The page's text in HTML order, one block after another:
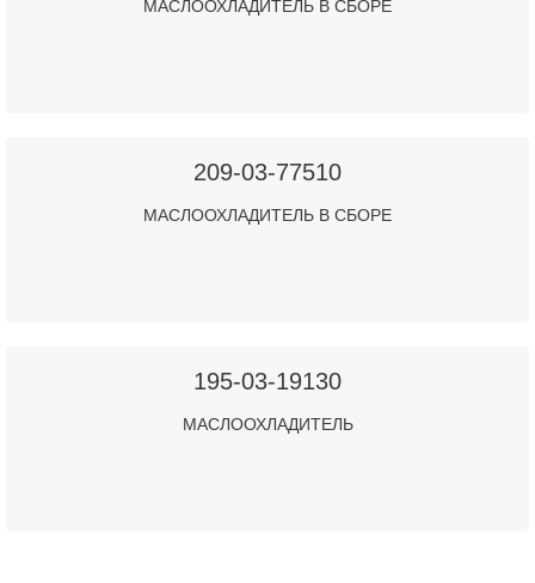
МАСЛООХЛАДИТЕЛЬ В СБОРЕ
209-03-77510
МАСЛООХЛАДИТЕЛЬ В СБОРЕ
195-03-19130
МАСЛООХЛАДИТЕЛЬ